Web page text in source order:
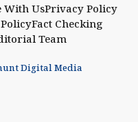
With UsPrivacy Policy
Fact Checking
Team
Digital Media